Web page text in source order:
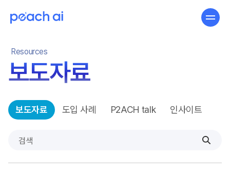
Resources
보도자료
보도자료 도입 사례 P2ACH talk 인사이트